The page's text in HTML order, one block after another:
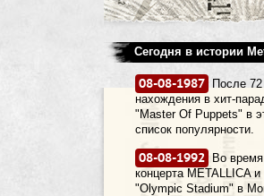
Сегодня в истории
08-08-1987
После
нахождения в хит-
"Master Of Puppets" в
список популярности.
08-08-1992
Во
концерта METALLICA
"Olympic Stadium" в